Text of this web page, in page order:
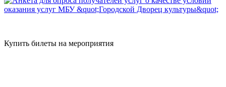
Купить билеты на мероприятия